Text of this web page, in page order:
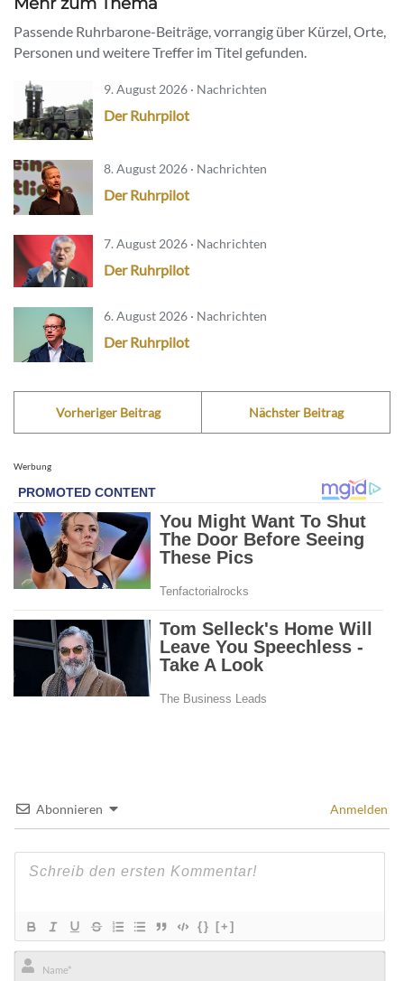
Passende Ruhrbarone-Beiträge, vorrangig über Kürzel, Orte,
Personen und weitere Treffer im Titel gefunden.
9. August 2026 · Nachrichten
Der Ruhrpilot
8. August 2026 · Nachrichten
Der Ruhrpilot
7. August 2026 · Nachrichten
Der Ruhrpilot
6. August 2026 · Nachrichten
Der Ruhrpilot
Vorheriger Beitrag Nächster Beitrag
Werbung
Abonnieren Anmelden
{} [+]